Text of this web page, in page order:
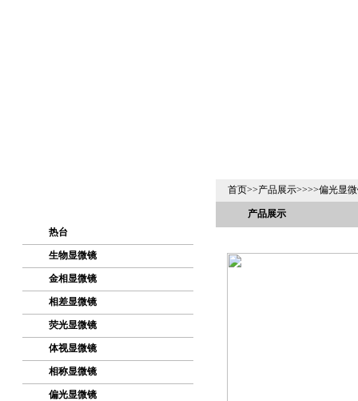
热台
生物显微镜
金相显微镜
相差显微镜
荧光显微镜
体视显微镜
相称显微镜
偏光显微镜
首页>>产品展示>>>>偏光显
产品展示